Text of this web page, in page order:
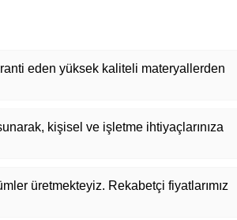
eden yüksek kaliteli materyallerden
kişisel ve işletme ihtiyaçlarınıza
üretmekteyiz. Rekabetçi fiyatlarımız